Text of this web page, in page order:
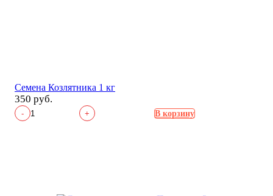
Семена Козлятника 1 кг
350 руб.
- + В корзину